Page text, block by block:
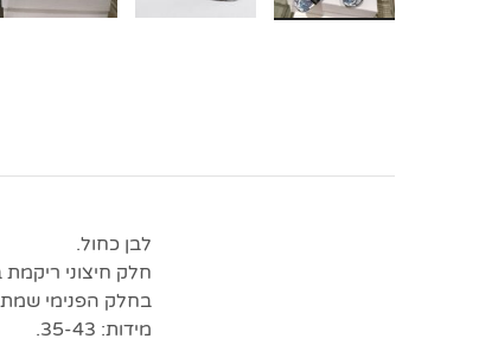
לבן כחול.
חלק חיצוני
בחלק הפנימי
מידות: 35-43.